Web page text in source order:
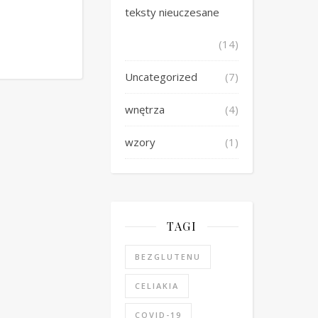
teksty nieuczesane
(14)
Uncategorized (7)
wnętrza (4)
wzory (1)
TAGI
BEZGLUTENU
CELIAKIA
COVID-19